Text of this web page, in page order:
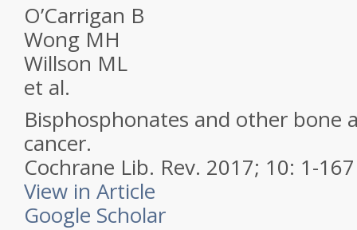
O’Carrigan B
Wong MH
Willson ML
et al.
Bisphosphonates and other bone
cancer.
Cochrane Lib. Rev. 2017; 10: 1-167
View in Article
Google Scholar